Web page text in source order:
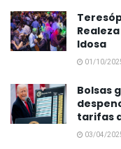
Idosa
01/10/
Bolsas
tarifas
03/04/